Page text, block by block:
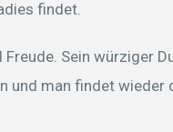
findet.
Sein würziger
und man findet wieder